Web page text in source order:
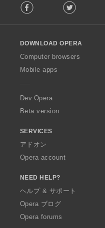
o
w
O
p
a
Facebook Twitter
DOWNLOAD OPERA
Computer browsers
Mobile apps
Dev.Opera
Beta version
SERVICES
アドオン
Opera account
NEED HELP?
ヘルプ & サポート
Opera ブログ
Opera forums